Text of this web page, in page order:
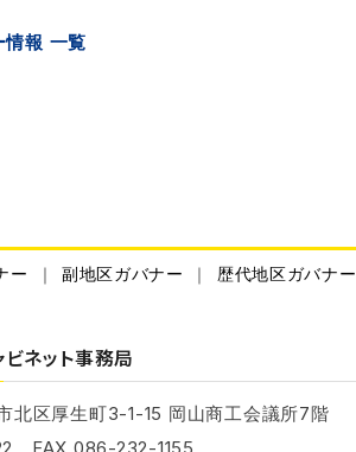
情報 一覧
ー 副地区ガバナー 歴代地区ガバナー
ネット事務局
北区厚生町3-1-15 岡山商工会議所7階